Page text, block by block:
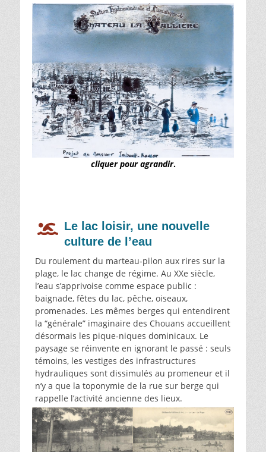
cliquer pour agrandir.
Le lac loisir, une nouvelle
culture de l’eau
Du roulement du marteau‑pilon aux rires sur la
plage, le lac change de régime. Au XXe siècle,
l’eau s’apprivoise comme espace public :
baignade, fêtes du lac, pêche, oiseaux,
promenades. Les mêmes berges qui entendirent
la “générale” imaginaire des Chouans accueillent
désormais les pique‑niques dominicaux. Le
paysage se réinvente en ignorant le passé : seuls
témoins, les vestiges des infrastructures
hydrauliques sont dissimulés au promeneur et il
n’y a que la toponymie de la rue sur berge qui
rappelle l’activité ancienne des lieux.